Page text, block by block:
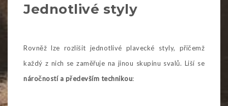
Jednotlivé styly
Rovněž lze rozlišit jednotlivé plavecké styly, přičemž
každý z nich se zaměřuje na jinou skupinu svalů. Liší se
náročností a především technikou: